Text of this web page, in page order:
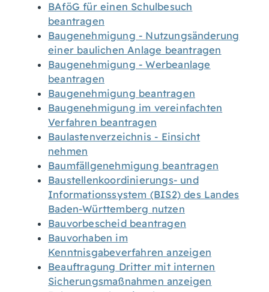
BAföG für einen Schulbesuch
beantragen
Baugenehmigung - Nutzungsänderung
einer baulichen Anlage beantragen
Baugenehmigung - Werbeanlage
beantragen
Baugenehmigung beantragen
Baugenehmigung im vereinfachten
Verfahren beantragen
Baulastenverzeichnis - Einsicht
nehmen
Baumfällgenehmigung beantragen
Baustellenkoordinierungs- und
Informationssystem (BIS2) des Landes
Baden-Württemberg nutzen
Bauvorbescheid beantragen
Bauvorhaben im
Kenntnisgabeverfahren anzeigen
Beauftragung Dritter mit internen
Sicherungsmaßnahmen anzeigen